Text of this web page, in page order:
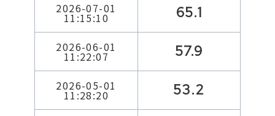
2026-07-01
11:15:10 65.1
2026-06-01
11:22:07 57.9
2026-05-01
11:28:20 53.2